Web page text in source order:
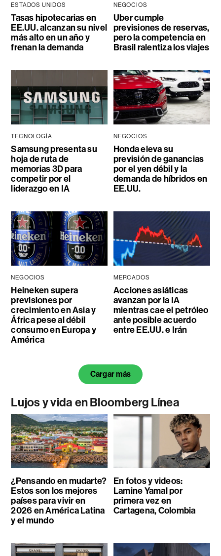
ESTADOS UNIDOS
Tasas hipotecarias en
EE.UU. alcanzan su nivel
más alto en un año y
frenan la demanda
NEGOCIOS
Uber cumple
previsiones de reservas,
pero la competencia en
Brasil ralentiza los viajes
TECNOLOGÍA
Samsung presenta su
hoja de ruta de
memorias 3D para
competir por el
liderazgo en IA
NEGOCIOS
Honda eleva su
previsión de ganancias
por el yen débil y la
demanda de híbridos en
EE.UU.
NEGOCIOS
Heineken supera
previsiones por
crecimiento en Asia y
África pese al débil
consumo en Europa y
América
MERCADOS
Acciones asiáticas
avanzan por la IA
mientras cae el petróleo
ante posible acuerdo
entre EE.UU. e Irán
Cargar más
Lujos y vida en Bloomberg Línea
¿Pensando en mudarte?
Estos son los mejores
países para vivir en
2026 en América Latina
y el mundo
En fotos y videos:
Lamine Yamal por
primera vez en
Cartagena, Colombia